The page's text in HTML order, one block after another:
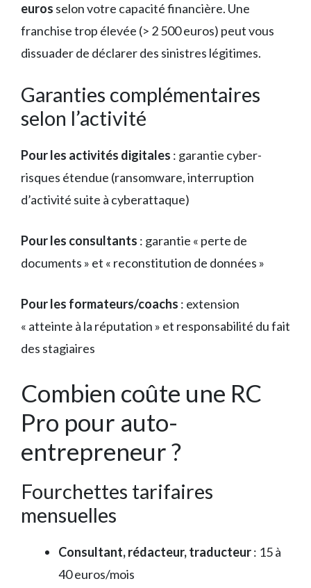
euros selon votre capacité financière. Une
franchise trop élevée (> 2 500 euros) peut vous
dissuader de déclarer des sinistres légitimes.
Garanties complémentaires
selon l’activité
Pour les activités digitales : garantie cyber-
risques étendue (ransomware, interruption
d’activité suite à cyberattaque)
Pour les consultants : garantie « perte de
documents » et « reconstitution de données »
Pour les formateurs/coachs : extension
« atteinte à la réputation » et responsabilité du fait
des stagiaires
Combien coûte une RC
Pro pour auto-
entrepreneur ?
Fourchettes tarifaires
mensuelles
Consultant, rédacteur, traducteur: 15 à
40 euros/mois